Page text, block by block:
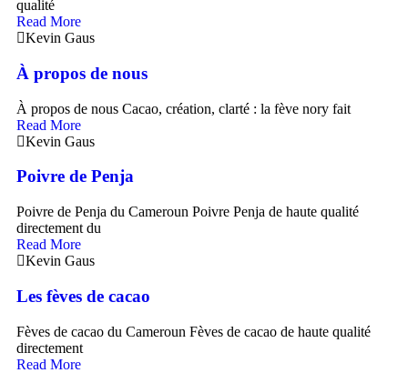
qualité
Read More
Kevin Gaus
À propos de nous
À propos de nous Cacao, création, clarté : la fève nory fait
Read More
Kevin Gaus
Poivre de Penja
Poivre de Penja du Cameroun Poivre Penja de haute qualité
directement du
Read More
Kevin Gaus
Les fèves de cacao
Fèves de cacao du Cameroun Fèves de cacao de haute qualité
directement
Read More